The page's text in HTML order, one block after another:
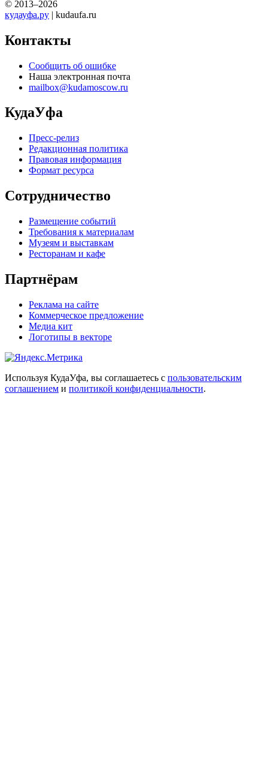
© 2013–2026
кудауфа.ру | kudaufa.ru
Контакты
Сообщить об ошибке
Наша электронная почта
mailbox@kudamoscow.ru
КудаУфа
Пресс-релиз
Редакционная политика
Правовая информация
Формат ресурса
Сотрудничество
Размещение событий
Требования к материалам
Музеям и выставкам
Ресторанам и кафе
Партнёрам
Реклама на сайте
Коммерческое предложение
Медиа кит
Логотипы в векторе
Используя КудаУфа, вы соглашаетесь с пользовательским
соглашением и политикой конфиденциальности.